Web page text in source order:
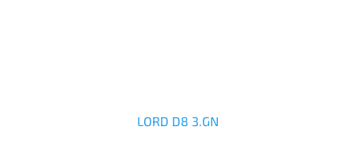
LORD D8 3.GN